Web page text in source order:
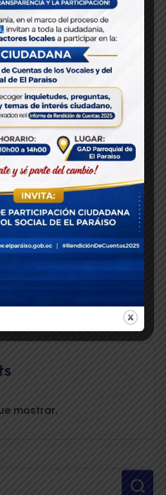
DE LA
DE NUESTRA
CUBIERTA DEL SITIO
EL DRAGADO DEL
SAN VICENTE
DEL POLIDEPORTIVO
VÍA AL SITIO MORALES
mostrar.